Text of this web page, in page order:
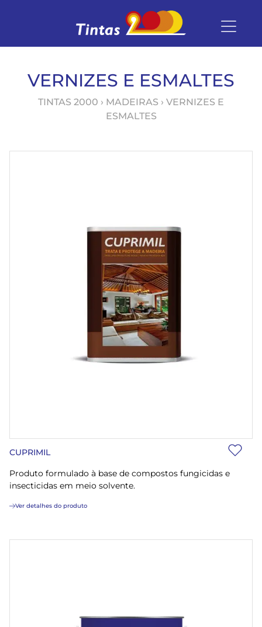
VERNIZES E ESMALTES
TINTAS 2000 › MADEIRAS › VERNIZES E
ESMALTES
CUPRIMIL
Produto formulado à base de compostos fungicidas e
insecticidas em meio solvente.
Ver detalhes do produto